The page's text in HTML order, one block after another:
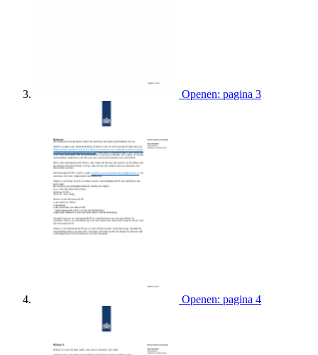
Openen: pagina 3
Openen: pagina 4